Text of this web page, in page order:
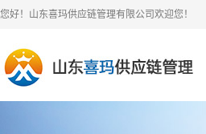
您好！山东喜玛供应链管理有限公司欢迎您！